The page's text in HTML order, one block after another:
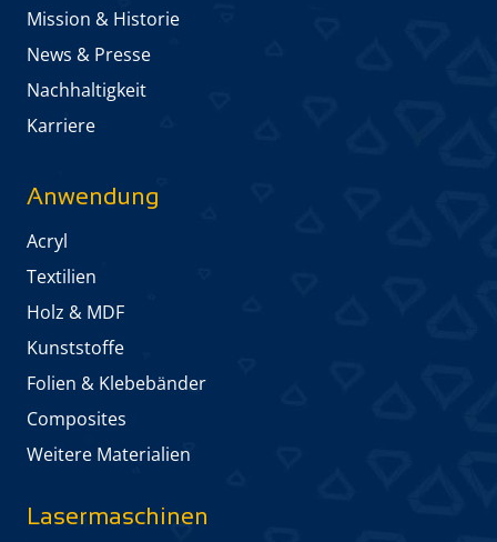
Mission & Historie
News & Presse
Nachhaltigkeit
Karriere
Anwendung
Acryl
Textilien
Holz & MDF
Kunststoffe
Folien & Klebebänder
Composites
Weitere Materialien
Lasermaschinen